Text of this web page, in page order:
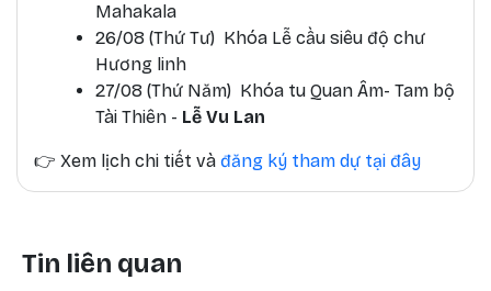
Mahakala
26/08 (Thứ Tư) Khóa Lễ cầu siêu độ chư
Hương linh
27/08 (Thứ Năm) Khóa tu Quan Âm- Tam bộ
Tài Thiên - Lễ Vu Lan
👉 Xem lịch chi tiết và đăng ký tham dự tại đây
Tin liên quan